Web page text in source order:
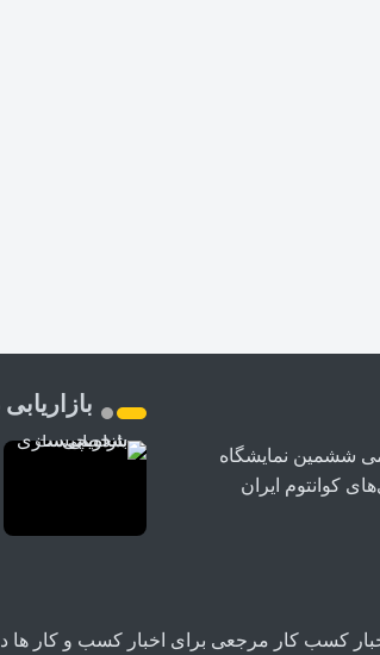
ششمین نمایشگاه
کوانتوم ایران
کسب کار مرجعی برای اخبار کسب و کار ها